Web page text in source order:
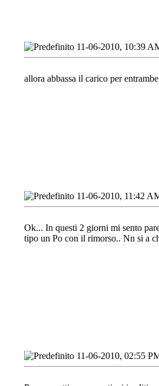
11-06-2010, 10:39
allora abbassa il carico per
11-06-2010, 11:42
Ok... In questi 2 giorni mi sento
tipo un Po con il rimorso.. Nn si a
11-06-2010, 02:55